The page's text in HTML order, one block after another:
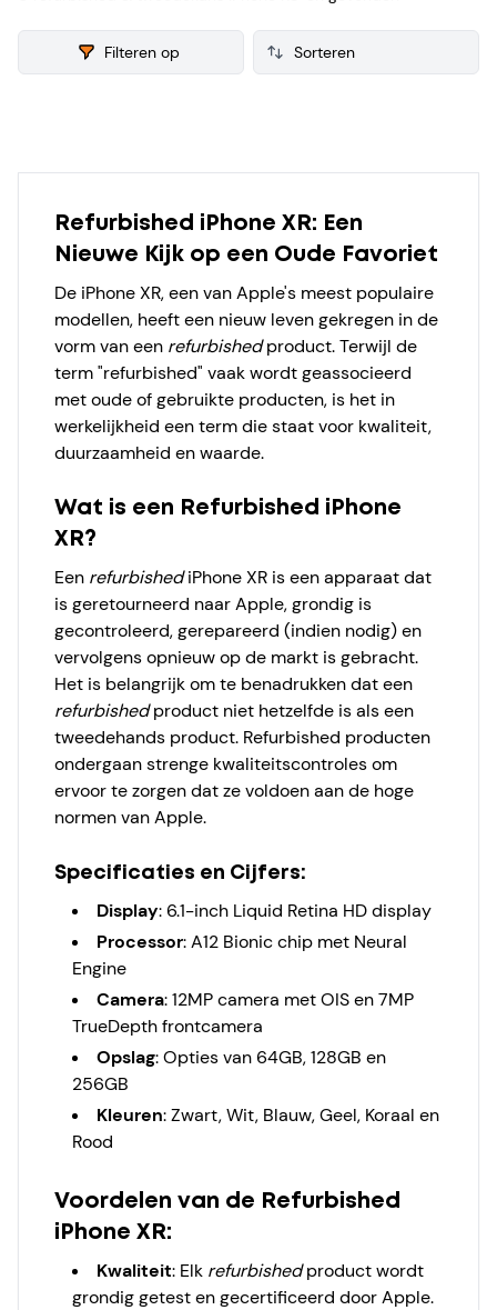
reviews, zodat je een weloverwogen keuze kunt maken bij je
aankoop.
Filteren op
Refurbished iPhone XR: Een
Nieuwe Kijk op een Oude Favoriet
De iPhone XR, een van Apple's meest populaire
modellen, heeft een nieuw leven gekregen in de
vorm van een refurbishedproduct. Terwijl de
term "refurbished" vaak wordt geassocieerd
met oude of gebruikte producten, is het in
werkelijkheid een term die staat voor kwaliteit,
duurzaamheid en waarde.
Wat is een Refurbished iPhone
XR?
Een refurbishediPhone XR is een apparaat dat
is geretourneerd naar Apple, grondig is
gecontroleerd, gerepareerd (indien nodig) en
vervolgens opnieuw op de markt is gebracht.
Het is belangrijk om te benadrukken dat een
refurbishedproduct niet hetzelfde is als een
tweedehands product. Refurbished producten
ondergaan strenge kwaliteitscontroles om
ervoor te zorgen dat ze voldoen aan de hoge
normen van Apple.
Specificaties en Cijfers:
Display:6.1-inch Liquid Retina HD display
Processor:A12 Bionic chip met Neural
Engine
Camera:12MP camera met OIS en 7MP
TrueDepth frontcamera
Opslag:Opties van 64GB, 128GB en
256GB
Kleuren:Zwart, Wit, Blauw, Geel, Koraal en
Rood
Voordelen van de Refurbished
iPhone XR:
Kwaliteit: Elk refurbishedproduct wordt
grondig getest en gecertificeerd door Apple.